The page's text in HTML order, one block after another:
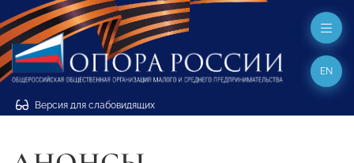
Версия для слабовидящих
EN